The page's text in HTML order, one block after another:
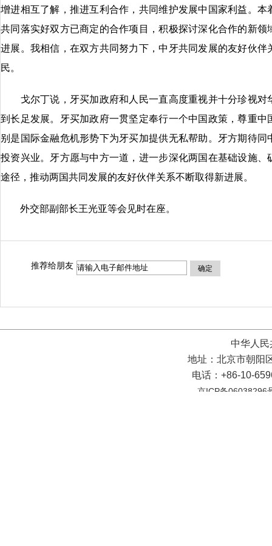
增进相互了解，推进互利合作，共同维护发展中国家利益。
共同落实好双方已商定的合作项目，积极探讨深化合作的新
进展。我相信，在双方共同努力下，中牙共同发展的友好伙
民。
戈尔丁说，牙买加政府和人民一直高度重视并十分珍视对
到长足发展。牙买加政府一贯坚定奉行一个中国政策，尊重
别是国际金融危机形势下为牙买加提供无私帮助。牙方期待
投资兴业。牙方愿与中方一道，进一步深化两国在基础设施
途径，推动两国共同发展的友好伙伴关系不断取得新进展。
外交部副部长王光亚等会见时在座。
推荐给朋友 确定
中华人
地址：北京市朝阳
电话：+86-10-
京ICP备06038296